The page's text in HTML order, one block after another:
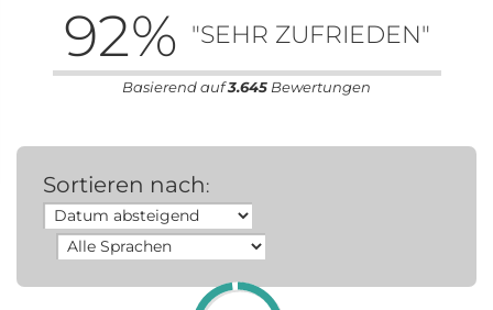
92% "SEHR ZUFRIEDEN"
Basierend auf3.645 Bewertungen
Sortieren nach: